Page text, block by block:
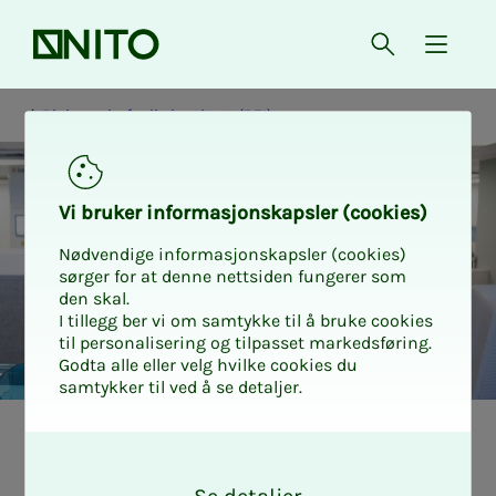
Forsiden Åpne søk
{
Bioingeniørfaglig institutt (BFI)
Vi bru­­­ker in­­­for­­­ma­­­sjons­­­kaps­­­­­ler (cookies)
Nødvendige informasjonskapsler (cookies)
sørger for at denne nettsiden fungerer som
den skal.
I tillegg ber vi om samtykke til å bruke cookies
til personalisering og tilpasset markedsføring.
Godta alle eller velg hvilke cookies du
samtykker til ved å se detaljer.